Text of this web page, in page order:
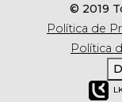
© 2019
Política de
Política